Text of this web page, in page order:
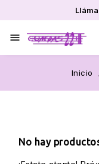

Inicio
No hay